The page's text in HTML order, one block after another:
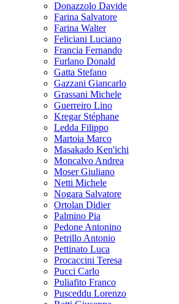
Donazzolo Davide
Farina Salvatore
Farina Walter
Feliciani Luciano
Francia Fernando
Furlano Donald
Gatta Stefano
Gazzani Giancarlo
Grassani Michele
Guerreiro Lino
Kregar Stéphane
Ledda Filippo
Martoia Marco
Masakado Ken'ichi
Moncalvo Andrea
Moser Giuliano
Netti Michele
Nogara Salvatore
Ortolan Didier
Palmino Pia
Pedone Antonino
Petrillo Antonio
Pettinato Luca
Procaccini Teresa
Pucci Carlo
Puliafito Franco
Pusceddu Lorenzo